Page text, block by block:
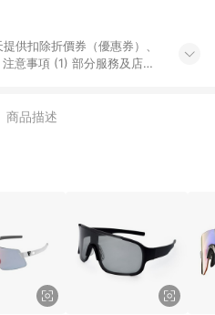
樂天KOBO電子書，請詳閱
小時內結帳，才享有 LINE
App都將會造成追蹤中斷而
顯示之商品規格、顏色、價
符，以銷售網頁標示為準。
樂天回饋規定，逾期訂單將
商品描述